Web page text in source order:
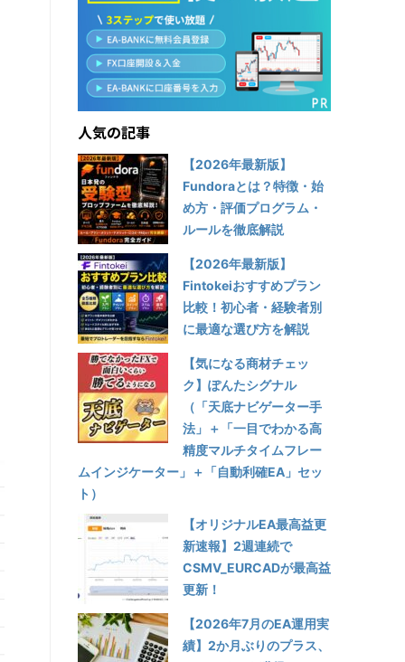
人気の記事
【2026年最新版】
Fundoraとは？特徴・始
め方・評価プログラム・
ルールを徹底解説
【2026年最新版】
Fintokeiおすすめプラン
比較！初心者・経験者別
に最適な選び方を解説
【気になる商材チェッ
ク】ぽんたシグナル
（「天底ナビゲーター手
法」＋「一目でわかる高
精度マルチタイムフレー
ムインジケーター」＋「自動利確EA」セッ
ト）
【オリジナルEA最高益更
新速報】2週連続で
CSMV_EURCADが最高益
更新！
【2026年7月のEA運用実
績】2か月ぶりのプラス、